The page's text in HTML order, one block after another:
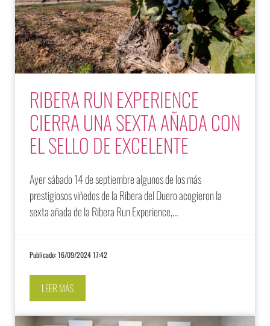
RIBERA RUN EXPERIENCE
CIERRA UNA SEXTA AÑADA CON
EL SELLO DE EXCELENTE
Ayer sábado 14 de septiembre algunos de los más
prestigiosos viñedos de la Ribera del Duero acogieron la
sexta añada de la Ribera Run Experience,…
Publicado: 16/09/2024 17:42
LEER MÁS